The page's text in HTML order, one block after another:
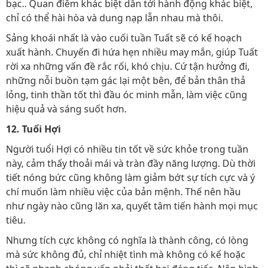
bạc.. Quan điểm khác biệt dẫn tới hành động khác biệt,
chỉ có thể hài hòa và dung nạp lẫn nhau mà thôi.
Sảng khoái nhất là vào cuối tuần Tuất sẽ có kế hoạch
xuất hành. Chuyến đi hứa hẹn nhiều may mắn, giúp Tuất
rời xa những vấn đề rắc rối, khó chịu. Cứ tận hưởng đi,
những nỗi buồn tạm gác lại một bên, để bản thân thả
lỏng, tinh thần tốt thì đầu óc minh mẫn, làm việc cũng
hiệu quả và sáng suốt hơn.
12. Tuổi Hợi
Người tuổi Hợi có nhiều tin tốt về sức khỏe trong tuần
này, cảm thấy thoải mái và tràn đầy năng lượng. Dù thời
tiết nóng bức cũng không làm giảm bớt sự tích cực và ý
chí muốn làm nhiều việc của bản mệnh. Thế nên hầu
như ngày nào cũng lăn xa, quyết tâm tiến hành mọi mục
tiêu.
Nhưng tích cực không có nghĩa là thành công, có lòng
mà sức không đủ, chỉ nhiệt tình mà không có kế hoặc